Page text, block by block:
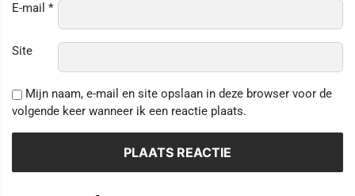
E-mail *
Site
Mijn naam, e-mail en site opslaan in deze browser voor de
volgende keer wanneer ik een reactie plaats.